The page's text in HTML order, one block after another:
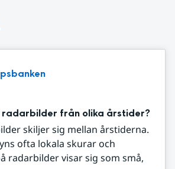
radarbilder från olika årstider?
skiljer sig mellan årstiderna.
ofta lokala skurar och
radarbilder visar sig som små,